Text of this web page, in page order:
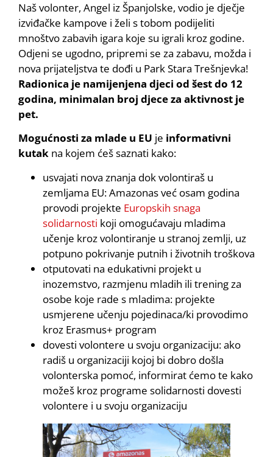
Naš volonter, Angel iz Španjolske, vodio je dječje
izviđačke kampove i želi s tobom podijeliti
mnoštvo zabavih igara koje su igrali kroz godine.
Odjeni se ugodno, pripremi se za zabavu, možda i
nova prijateljstva te dođi u Park Stara Trešnjevka!
Radionica je namijenjena djeci od šest do 12
godina, minimalan broj djece za aktivnost je
pet.
Mogućnosti za mlade u EU je informativni
kutak na kojem ćeš saznati kako:
usvajati nova znanja dok volontiraš u
zemljama EU: Amazonas već osam godina
provodi projekte Europskih snaga
solidarnosti koji omogućavaju mladima
učenje kroz volontiranje u stranoj zemlji, uz
potpuno pokrivanje putnih i životnih troškova
otputovati na edukativni projekt u
inozemstvo, razmjenu mladih ili trening za
osobe koje rade s mladima: projekte
usmjerene učenju pojedinaca/ki provodimo
kroz Erasmus+ program
dovesti volontere u svoju organizaciju: ako
radiš u organizaciji kojoj bi dobro došla
volonterska pomoć, informirat ćemo te kako
možeš kroz programe solidarnosti dovesti
volontere i u svoju organizaciju